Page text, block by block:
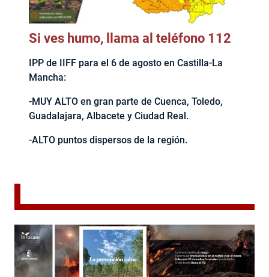
Si ves humo, llama al teléfono 112
IPP de IIFF para el 6 de agosto en Castilla-La
Mancha:
-MUY ALTO en gran parte de Cuenca, Toledo,
Guadalajara, Albacete y Ciudad Real.
-ALTO puntos dispersos de la región.